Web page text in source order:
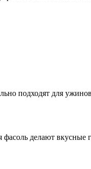
подходят для
фасоль делают вкусные